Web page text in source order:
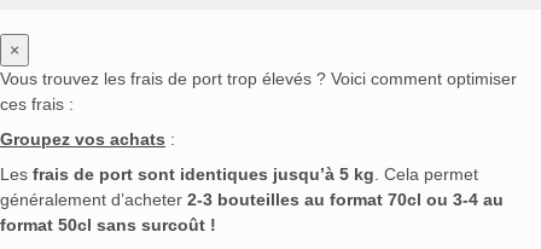
×
Vous trouvez les frais de port trop élevés ? Voici comment optimiser
ces frais :
Groupez vos achats :
Les frais de port sont identiques jusqu’à 5 kg. Cela permet
généralement d’acheter 2-3 bouteilles au format 70cl ou 3-4 au
format 50cl sans surcoût !